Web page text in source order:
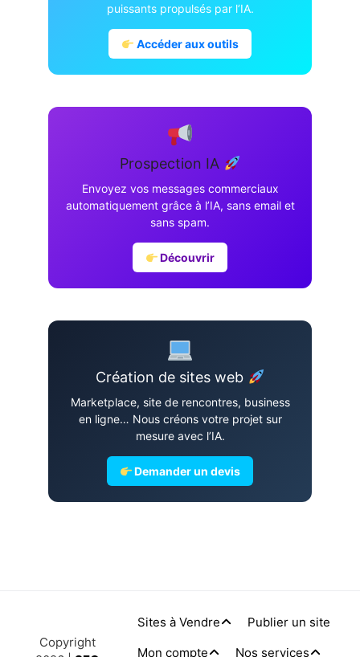
puissants propulsés par l’IA.
Accéder aux outils
Prospection IA
Envoyez vos messages commerciaux
automatiquement grâce à l’IA, sans email et
sans spam.
Découvrir
Création de sites web
Marketplace, site de rencontres, business
en ligne… Nous créons votre projet sur
mesure avec l’IA.
Demander un devis
Copyright
Sites à Vendre
Publier un site
Mon compte
Nos services